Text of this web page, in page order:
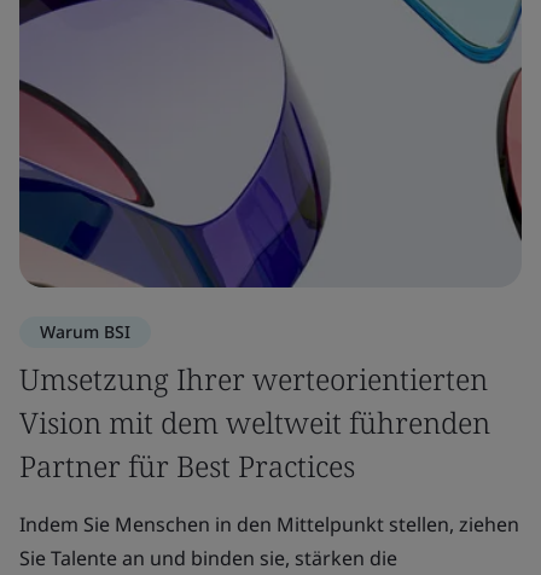
Warum BSI
Umsetzung Ihrer werteorientierten
Vision mit dem weltweit führenden
Partner für Best Practices
Indem Sie Menschen in den Mittelpunkt stellen, ziehen
Sie Talente an und binden sie, stärken die